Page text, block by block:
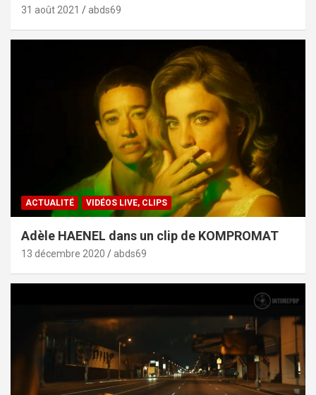
31 août 2021 abds69
ACTUALITÉ VIDÉOS LIVE, CLIPS
Adèle HAENEL dans un clip de KOMPROMAT
13 décembre 2020 abds69